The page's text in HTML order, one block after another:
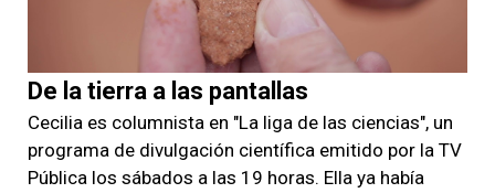
Video
De la tierra a las pantallas
Cecilia es columnista en "La liga de las ciencias", un
programa de divulgación científica emitido por la TV
Pública los sábados a las 19 horas. Ella ya había